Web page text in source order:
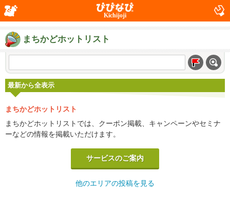
Kichijoji
まちかどホットリスト
最新から全表示
まちかどホットリスト
まちかどホットリストでは、クーポン掲載、キャンペーンやセミナ
ーなどの情報を掲載いただけます。
サービスのご案内
他のエリアの投稿を見る